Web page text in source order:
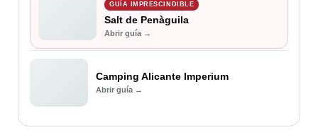
GUÍA IMPRESCINDIBLE
Salt de Penàguila
Abrir guía →
Camping Alicante Imperium
Abrir guía →